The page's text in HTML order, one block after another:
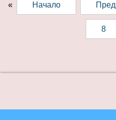
« Начало
8